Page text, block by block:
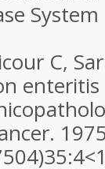
System
C,